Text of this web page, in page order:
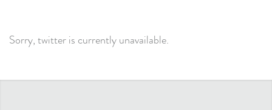
Sorry, twitter is currently unavailable.